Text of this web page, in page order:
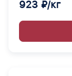
923 ₽/кг